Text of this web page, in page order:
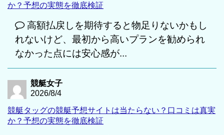
か？予想の実態を徹底検証
高額払戻しを期待すると物足りないかもし
れないけど、最初から高いプランを勧められ
なかった点には安心感が...
競艇女子
2026/8/4
競艇タッグの競艇予想サイトは当たらない？口コミは真実
か？予想の実態を徹底検証